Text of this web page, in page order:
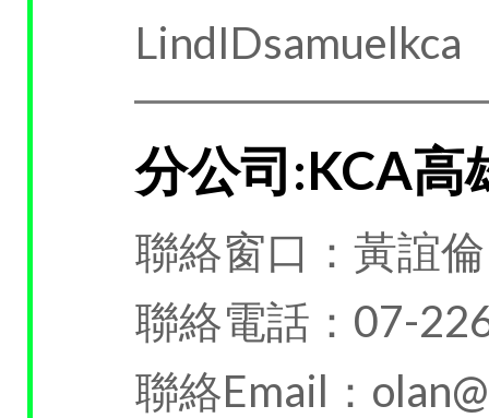
LindIDsamuelkca
分公司:KCA高
聯絡窗口：黃誼倫
聯絡電話：07-
聯絡Email：